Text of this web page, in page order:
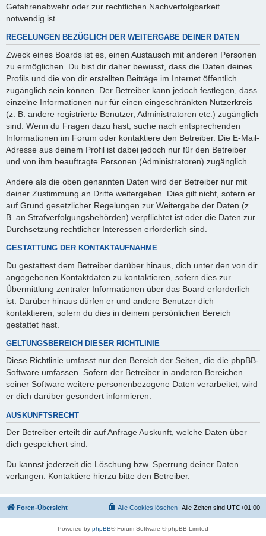
Gefahrenabwehr oder zur rechtlichen Nachverfolgbarkeit
notwendig ist.
REGELUNGEN BEZÜGLICH DER WEITERGABE DEINER DATEN
Zweck eines Boards ist es, einen Austausch mit anderen Personen
zu ermöglichen. Du bist dir daher bewusst, dass die Daten deines
Profils und die von dir erstellten Beiträge im Internet öffentlich
zugänglich sein können. Der Betreiber kann jedoch festlegen, dass
einzelne Informationen nur für einen eingeschränkten Nutzerkreis
(z. B. andere registrierte Benutzer, Administratoren etc.) zugänglich
sind. Wenn du Fragen dazu hast, suche nach entsprechenden
Informationen im Forum oder kontaktiere den Betreiber. Die E-Mail-
Adresse aus deinem Profil ist dabei jedoch nur für den Betreiber
und von ihm beauftragte Personen (Administratoren) zugänglich.
Andere als die oben genannten Daten wird der Betreiber nur mit
deiner Zustimmung an Dritte weitergeben. Dies gilt nicht, sofern er
auf Grund gesetzlicher Regelungen zur Weitergabe der Daten (z.
B. an Strafverfolgungsbehörden) verpflichtet ist oder die Daten zur
Durchsetzung rechtlicher Interessen erforderlich sind.
GESTATTUNG DER KONTAKTAUFNAHME
Du gestattest dem Betreiber darüber hinaus, dich unter den von dir
angegebenen Kontaktdaten zu kontaktieren, sofern dies zur
Übermittlung zentraler Informationen über das Board erforderlich
ist. Darüber hinaus dürfen er und andere Benutzer dich
kontaktieren, sofern du dies in deinem persönlichen Bereich
gestattet hast.
GELTUNGSBEREICH DIESER RICHTLINIE
Diese Richtlinie umfasst nur den Bereich der Seiten, die die phpBB-
Software umfassen. Sofern der Betreiber in anderen Bereichen
seiner Software weitere personenbezogene Daten verarbeitet, wird
er dich darüber gesondert informieren.
AUSKUNFTSRECHT
Der Betreiber erteilt dir auf Anfrage Auskunft, welche Daten über
dich gespeichert sind.
Du kannst jederzeit die Löschung bzw. Sperrung deiner Daten
verlangen. Kontaktiere hierzu bitte den Betreiber.
Foren-Übersicht Alle Zeiten sind UTC+01:00
Alle Cookies löschen
Powered by phpBB® Forum Software © phpBB Limited